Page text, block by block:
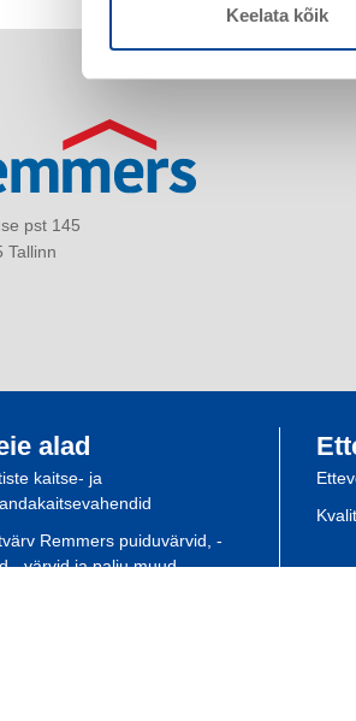
Keelata kõik
pst 145
Tallinn
alad
kaitse- ja
Remmers puiduvärvid, -
-värvid ja palju muud